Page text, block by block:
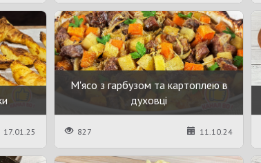
17.01.25
М'ясо з гарбузом та картоплею в
духовці
827 11.10.24